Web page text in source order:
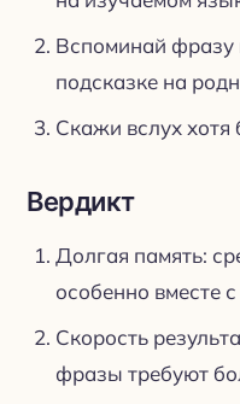
Вспоминай фразу
подсказке на
Скажи вслух
Вердикт
Долгая память:
особенно вместе с
Скорость
фразы требуют